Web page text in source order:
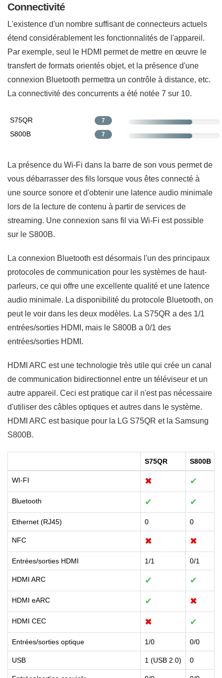
Connectivité
L'existence d'un nombre suffisant de connecteurs actuels
étend considérablement les fonctionnalités de l'appareil.
Par exemple, seul le HDMI permet de mettre en œuvre le
transfert de formats orientés objet, et la présence d'une
connexion Bluetooth permettra un contrôle à distance, etc.
La connectivité des concurrents a été notée 7 sur 10.
S75QR 7
S800B 7
La présence du Wi-Fi dans la barre de son vous permet de
vous débarrasser des fils lorsque vous êtes connecté à
une source sonore et d'obtenir une latence audio minimale
lors de la lecture de contenu à partir de services de
streaming. Une connexion sans fil via Wi-Fi est possible
sur le S800B.
La connexion Bluetooth est désormais l'un des principaux
protocoles de communication pour les systèmes de haut-
parleurs, ce qui offre une excellente qualité et une latence
audio minimale. La disponibilité du protocole Bluetooth, on
peut le voir dans les deux modèles. La S75QR a des 1/1
entrées/sorties HDMI, mais le S800B a 0/1 des
entrées/sorties HDMI.
HDMI ARC est une technologie très utile qui crée un canal
de communication bidirectionnel entre un téléviseur et un
autre appareil. Ceci est pratique car il n'est pas nécessaire
d'utiliser des câbles optiques et autres dans le système.
HDMI ARC est basique pour la LG S75QR et la Samsung
S800B.
S75QR S800B
WI-FI ✖ ✔
Bluetooth ✔ ✔
Ethernet (RJ45) 0 0
NFC ✖ ✖
Entrées/sorties HDMI 1/1 0/1
HDMI ARC ✔ ✔
HDMI eARC ✔ ✖
HDMI CEC ✖ ✔
Entrées/sorties optique 1/0 0/0
USB 1 (USB 2.0) 0